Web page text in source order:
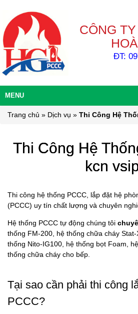
CÔNG
ĐT:
MENU
Trang chủ » Dịch vụ » Thi Công Hệ
Thi Công Hệ
kcn
Thi công hệ thống PCCC, lắp đặt hệ
(PCCC) uy tín chất lượng và chuyên
Hệ thống PCCC tự động chúng tôi
thống FM-200, hệ thống chữa cháy
thống Nito-IG100, hệ thống bọt Foam,
thống chữa cháy cho bếp.
Tại sao cần phải thi công
PCCC?